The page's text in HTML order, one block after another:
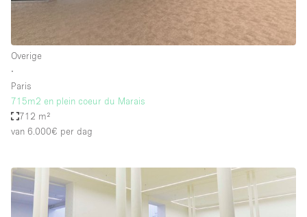
Overige
∙
Paris
715m2 en plein coeur du Marais
712 m²
van 6.000€ per dag